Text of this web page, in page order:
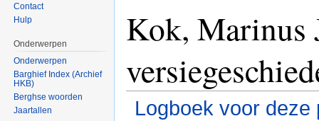
Kok, Marinus
Logboek voor deze
Contact
Hulp
Onderwerpen
Onderwerpen
Barghief Index (Archief
HKB)
Berghse woorden
Jaartallen